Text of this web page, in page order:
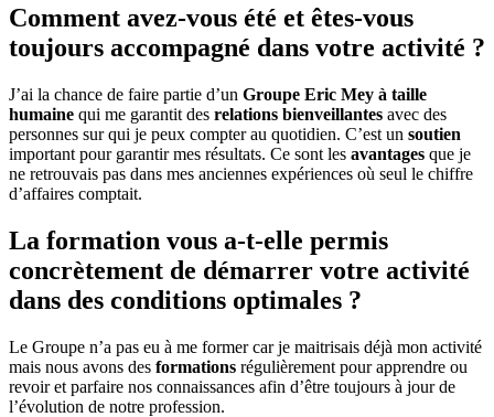
Comment avez-vous été et êtes-vous
toujours accompagné dans votre activité ?
J’ai la chance de faire partie d’un Groupe Eric Mey à taille
humaine qui me garantit des relations bienveillantes avec des
personnes sur qui je peux compter au quotidien. C’est un soutien
important pour garantir mes résultats. Ce sont les avantages que je
ne retrouvais pas dans mes anciennes expériences où seul le chiffre
d’affaires comptait.
La formation vous a-t-elle permis
concrètement de démarrer votre activité
dans des conditions optimales ?
Le Groupe n’a pas eu à me former car je maitrisais déjà mon activité
mais nous avons des formations régulièrement pour apprendre ou
revoir et parfaire nos connaissances afin d’être toujours à jour de
l’évolution de notre profession.